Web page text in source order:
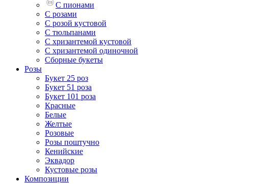
С пионами
С розами
С розой кустовой
С тюльпанами
С хризантемой кустовой
С хризантемой одиночной
Сборные букеты
Розы
Букет 25 роз
Букет 51 роза
Букет 101 роза
Красные
Белые
Желтые
Розовые
Розы поштучно
Кенийские
Эквадор
Кустовые розы
Композиции